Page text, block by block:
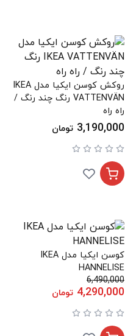
روکش کوسن ایکیا مدل IKEA
VATTENVÄN رنگ چند رنگ /
راه راه
3,190,000 تومان
کوسن ایکیا مدل IKEA
HANNELISE
6,490,000
4,290,000 تومان